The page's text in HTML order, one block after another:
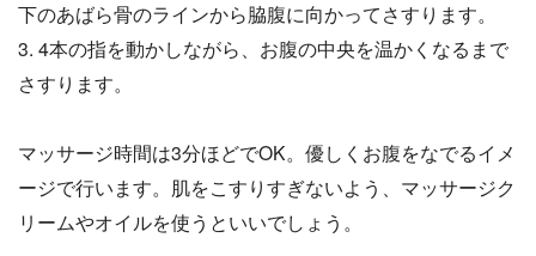
下のあばら骨のラインから脇腹に向かってさすります。
3. 4本の指を動かしながら、お腹の中央を温かくなるまで
さすります。
マッサージ時間は3分ほどでOK。優しくお腹をなでるイメ
ージで行います。肌をこすりすぎないよう、マッサージク
リームやオイルを使うといいでしょう。